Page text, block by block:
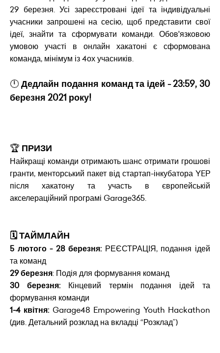
29 березня. Усі зареєстровані ідеї та індивідуальні
учасники запрошені на сесію, щоб представити свої
ідеї, знайти та сформувати команди. Обов'язковою
умовою участі в онлайн хакатоні є сформована
команда, мінімум із 4ох учасників.
🕛Дедлайн подання команд та ідей - 23:59, 30
березня 2021 року!
🏆 ПРИЗИ
Найкращі команди отримають шанс отримати грошові
гранти, менторський пакет від стартап-інкубатора YEP
після хакатону та участь в європейській
акселераційний програмі Garage365.
🗓️ ТАЙМЛАЙН
5 лютого - 28 березня: РЕЄСТРАЦІЯ, подання ідей
та команд
29 березня: Подія для формування команд
30 березня:Кінцевий термін подання ідей та
формування команди
1-4 квітня: Garage48 Empowering Youth Hackathon
(див. Детальний розклад на вкладці “Розклад”)